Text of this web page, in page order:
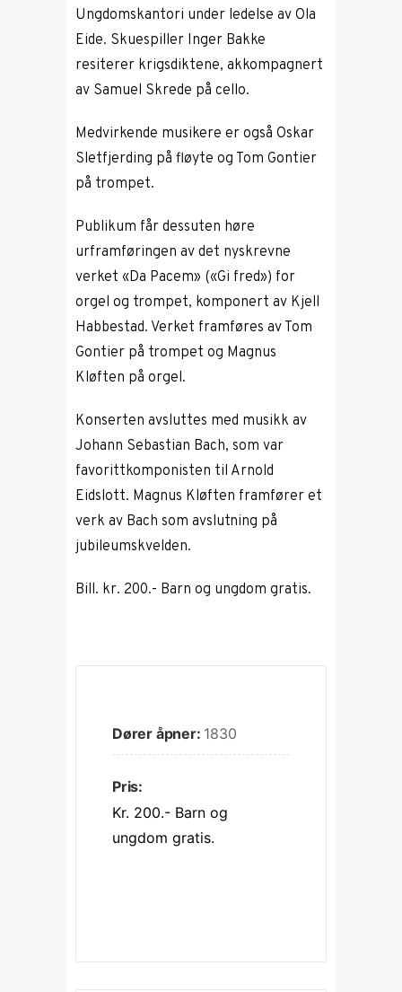
Ungdomskantori under ledelse av Ola
Eide. Skuespiller Inger Bakke
resiterer krigsdiktene, akkompagnert
av Samuel Skrede på cello.
Medvirkende musikere er også Oskar
Sletfjerding på fløyte og Tom Gontier
på trompet.
Publikum får dessuten høre
urframføringen av det nyskrevne
verket «Da Pacem» («Gi fred») for
orgel og trompet, komponert av Kjell
Habbestad. Verket framføres av Tom
Gontier på trompet og Magnus
Kløften på orgel.
Konserten avsluttes med musikk av
Johann Sebastian Bach, som var
favorittkomponisten til Arnold
Eidslott. Magnus Kløften framfører et
verk av Bach som avslutning på
jubileumskvelden.
Bill. kr. 200.- Barn og ungdom gratis.
Dører åpner: 1830
Pris:
Kr. 200.- Barn og
ungdom gratis.